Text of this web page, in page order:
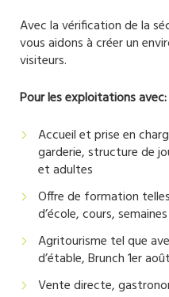
Avec la vérification de la
vous aidons à créer un
visiteurs.
Pour les exploitations avec:
Accueil et prise en
garderie, structure de
et adultes
Offre de formation
d’école, cours,
Agritourisme tel que
d’étable, Brunch 1er
Vente directe,